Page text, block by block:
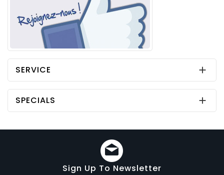
SERVICE 
SPECIALS 
Sign Up To Newsletter